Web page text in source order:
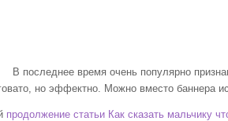
время очень популярно
но эффектно. Можно вместо баннера
продолжение статьи Как сказать мальчику